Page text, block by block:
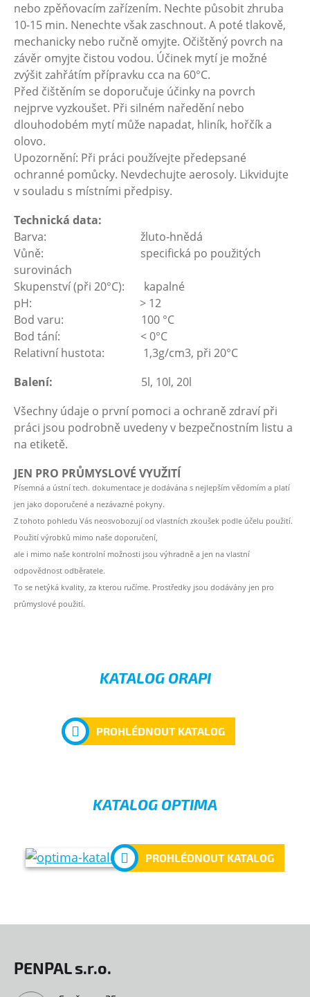
nebo zpěňovacím zařízením. Nechte působit zhruba
10-15 min. Nenechte však zaschnout. A poté tlakově,
mechanicky nebo ručně omyjte. Očištěný povrch na
závěr omyjte čistou vodou. Účinek mytí je možné
zvýšit zahřátím přípravku cca na 60°C.
Před čištěním se doporučuje účinky na povrch
nejprve vyzkoušet. Při silném naředění nebo
dlouhodobém mytí může napadat, hliník, hořčík a
olovo.
Upozornění: Při práci používejte předepsané
ochranné pomůcky. Nevdechujte aerosoly. Likvidujte
v souladu s místními předpisy.
Technická data:
Barva: žluto-hnědá
Vůně: specifická po použitých
surovinách
Skupenství (při 20°C): kapalné
pH: > 12
Bod varu: 100 °C
Bod tání: < 0°C
Relativní hustota: 1,3g/cm3, při 20°C
Balení: 5l, 10l, 20l
Všechny údaje o první pomoci a ochraně zdraví při
práci jsou podrobně uvedeny v bezpečnostním listu a
na etiketě.
JEN PRO PRŮMYSLOVÉ VYUŽITÍ
Písemná a ústní tech. dokumentace je dodávána s nejlepším vědomím a platí
jen jako doporučené a nezávazné pokyny.
Z tohoto pohledu Vás neosvobozují od vlastních zkoušek podle účelu použití.
Použití výrobků mimo naše doporučení,
ale i mimo naše kontrolní možnosti jsou výhradně a jen na vlastní
odpovědnost odběratele.
To se netýká kvality, za kterou ručíme. Prostředky jsou dodávány jen pro
průmyslové použití.
KATALOG ORAPI
PROHLÉDNOUT KATALOG
KATALOG OPTIMA
PROHLÉDNOUT KATALOG
PENPAL s.r.o.